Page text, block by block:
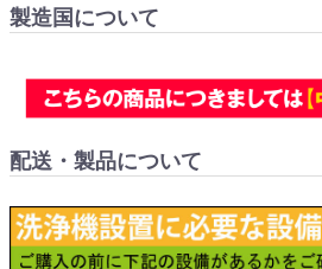
製造国について
配送・製品について